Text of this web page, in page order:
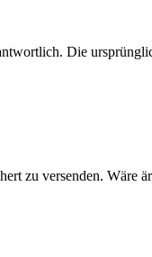
Die
zu versenden. Wäre